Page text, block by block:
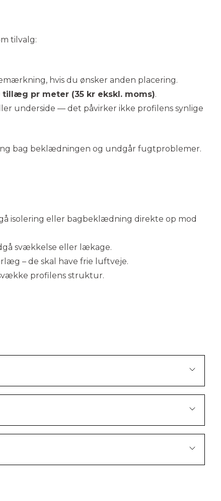
tilvalg:
hvis du ønsker anden placering.
tillæg pr meter (35 kr ekskl. moms).
underside — det påvirker ikke profilens synlige
bag beklædningen og undgår fugtproblemer.
isolering eller bagbeklædning direkte op mod
svækkelse eller lækage.
– de skal have frie luftveje.
profilens struktur.